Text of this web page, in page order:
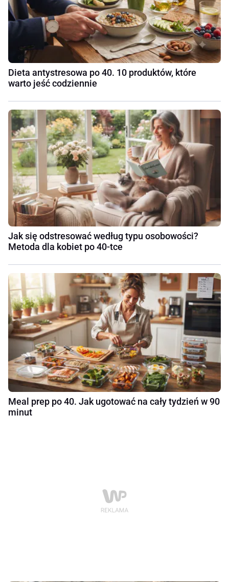
Dieta antystresowa po 40. 10 produktów, które
warto jeść codziennie
Jak się odstresować według typu osobowości?
Metoda dla kobiet po 40-tce
Meal prep po 40. Jak ugotować na cały tydzień w 90
minut